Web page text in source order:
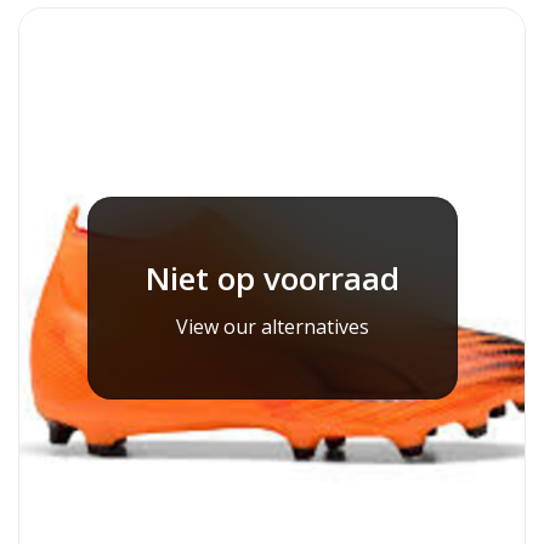
Niet op voorraad
View our alternatives